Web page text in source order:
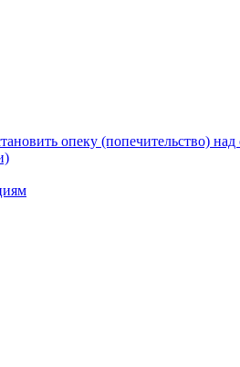
опеку (попечительство)